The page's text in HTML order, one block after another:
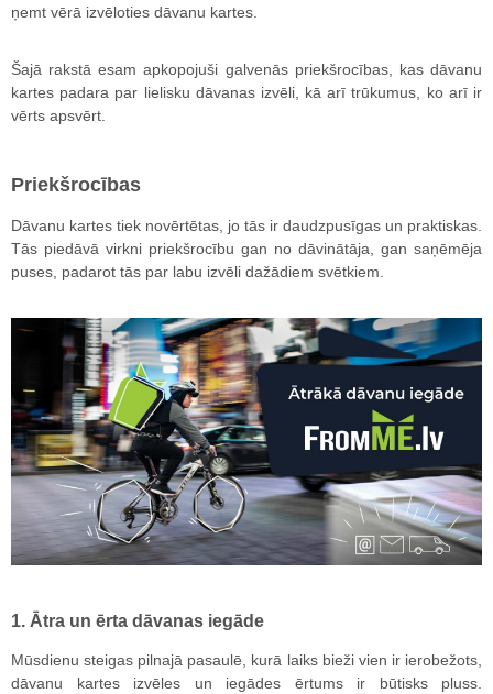
ņemt vērā izvēloties dāvanu kartes.
Šajā rakstā esam apkopojuši galvenās priekšrocības, kas dāvanu
kartes padara par lielisku dāvanas izvēli, kā arī trūkumus, ko arī ir
vērts apsvērt.
Priekšrocības
Dāvanu kartes tiek novērtētas, jo tās ir daudzpusīgas un praktiskas.
Tās piedāvā virkni priekšrocību gan no dāvinātāja, gan saņēmēja
puses, padarot tās par labu izvēli dažādiem svētkiem.
1. Ātra un ērta dāvanas iegāde
Mūsdienu steigas pilnajā pasaulē, kurā laiks bieži vien ir ierobežots,
dāvanu kartes izvēles un iegādes ērtums ir būtisks pluss.